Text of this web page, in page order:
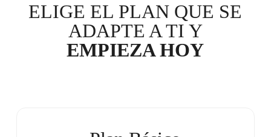
ELIGE EL PLAN QUE SE
ADAPTE A TI Y
EMPIEZA HOY